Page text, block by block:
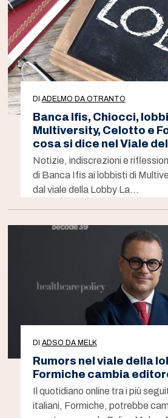
DI ADELMO DA OTRANTO
Banca Ifis, Chiocci,
Multiversity, Celotto e
cosa si dice nel Viale
Notizie, indiscrezioni e
di Banca Ifis ai lobbisti di
dal viale della Lobby La…
DI ADSO DA MELK
Rumors nel viale della
Formiche cambia
Il quotidiano online tra i più
italiani, Formiche, potrebbe